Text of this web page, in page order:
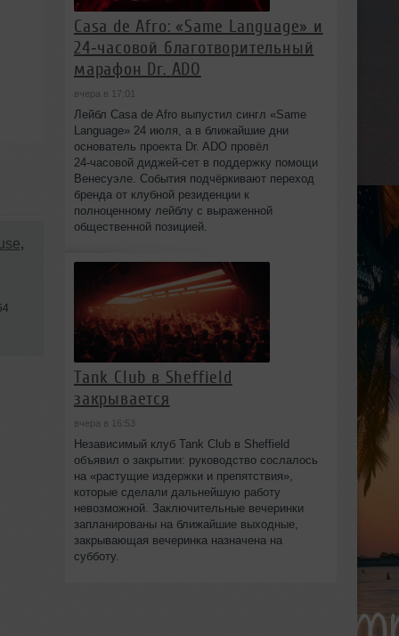
,
Casa de Afro: «Same Language» и
24‑часовой благотворительный
марафон Dr. ADO
вчера в 17:01
Лейбл Casa de Afro выпустил сингл «Same
Language» 24 июля, а в ближайшие дни
основатель проекта Dr. ADO провёл
24‑часовой диджей‑сет в поддержку помощи
Венесуэле. События подчёркивают переход
бренда от клубной резиденции к
полноценному лейблу с выраженной
общественной позицией.
Tank Club в Sheffield
закрывается
вчера в 16:53
Независимый клуб Tank Club в Sheffield
объявил о закрытии: руководство сослалось
на «растущие издержки и препятствия»,
которые сделали дальнейшую работу
невозможной. Заключительные вечеринки
запланированы на ближайшие выходные,
закрывающая вечеринка назначена на
субботу.